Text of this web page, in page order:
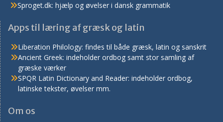
Sproget.dk: hjælp og øvelser i dansk grammatik
Apps til læring af græsk og latin
Liberation Philology: findes til både græsk, latin og sanskrit
Ancient Greek: indeholder ordbog samt stor samling af
græske værker
SPQR Latin Dictionary and Reader: indeholder ordbog,
latinske tekster, øvelser mm.
Om os